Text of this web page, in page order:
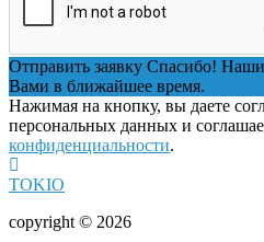
Отправить заявку Спасибо! Наши
Вами в ближайшее время.
Нажимая на кнопку, вы даете
персональных данных и
конфиденциальности.
TOKIO
copyright © 2026